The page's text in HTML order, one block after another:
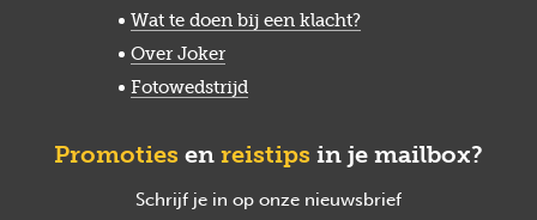
Wat te doen bij een klacht?
Over Joker
Fotowedstrijd
Promoties en reistips in je mailbox?
Schrijf je in op onze nieuwsbrief